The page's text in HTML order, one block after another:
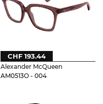
Alexander McQueen
AM0513O - 004
CHF 193.44